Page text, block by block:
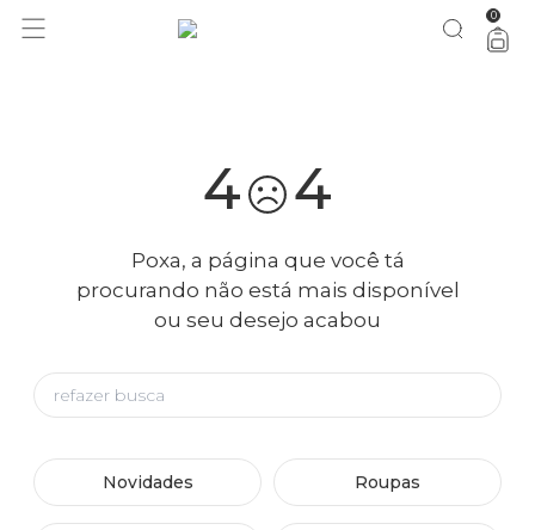
você merece 30% OFF pra comemorar com a gente aproveita! 0
4 4
Poxa, a página que você tá
procurando não está mais disponível
ou seu desejo acabou
Novidades Roupas